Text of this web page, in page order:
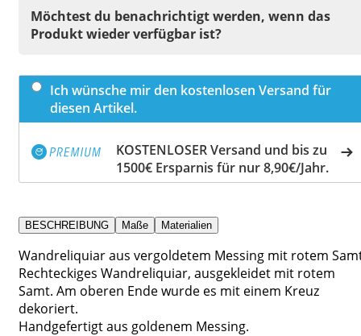
Möchtest du benachrichtigt werden, wenn das
Produkt wieder verfügbar ist?
Ich wünsche mir den kostenlosen Versand für
diesen Artikel.
KOSTENLOSER Versand und bis zu
1500€ Ersparnis für nur 8,90€/Jahr.
BESCHREIBUNG Maße Materialien
Wandreliquiar aus vergoldetem Messing mit rotem
Rechteckiges Wandreliquiar, ausgekleidet mit rotem
Samt. Am oberen Ende wurde es mit einem Kreuz
dekoriert.
Handgefertigt aus goldenem Messing.